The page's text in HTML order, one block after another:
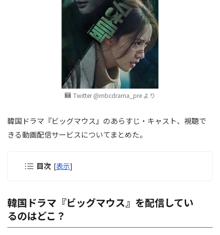
Twitter @mbcdrama_pre より
韓国ドラマ『ビッグマウス』のあらすじ・キャスト、視聴で
きる動画配信サービスについてまとめた。
目次 [表示]
韓国ドラマ『ビッグマウス』を配信してい
るのはどこ？